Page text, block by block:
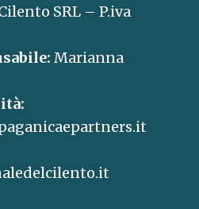
SRL – P.iva
Marianna